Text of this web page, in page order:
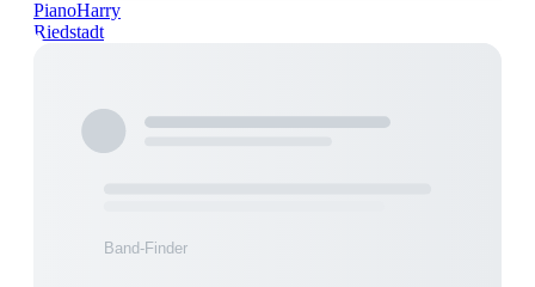
PianoHarry
Riedstadt